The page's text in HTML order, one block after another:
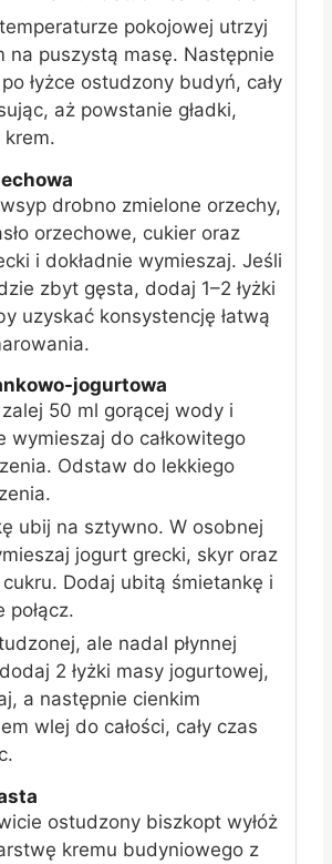
pokojowej utrzyj
na puszystą masę. Następnie
łyżce ostudzony budyń, cały
aż powstanie gładki,
krem.
drobno zmielone orzechy,
orzechowe, cukier oraz
i dokładnie wymieszaj. Jeśli
zbyt gęsta, dodaj 1–2 łyżki
uzyskać konsystencję łatwą
jogurtowa
50 ml gorącej wody i
wymieszaj do całkowitego
Odstaw do lekkiego
ubij na sztywno. W osobnej
jogurt grecki, skyr oraz
cukru. Dodaj ubitą śmietankę i
połącz.
ale nadal płynnej
2 łyżki masy jogurtowej,
a następnie cienkim
wlej do całości, cały czas
ostudzony biszkopt wyłóż
kremu budyniowego z